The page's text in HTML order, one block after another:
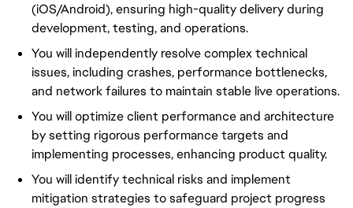
(iOS/Android), ensuring high-quality delivery during
development, testing, and operations.
You will independently resolve complex technical
issues, including crashes, performance bottlenecks,
and network failures to maintain stable live operations.
You will optimize client performance and architecture
by setting rigorous performance targets and
implementing processes, enhancing product quality.
You will identify technical risks and implement
mitigation strategies to safeguard project progress